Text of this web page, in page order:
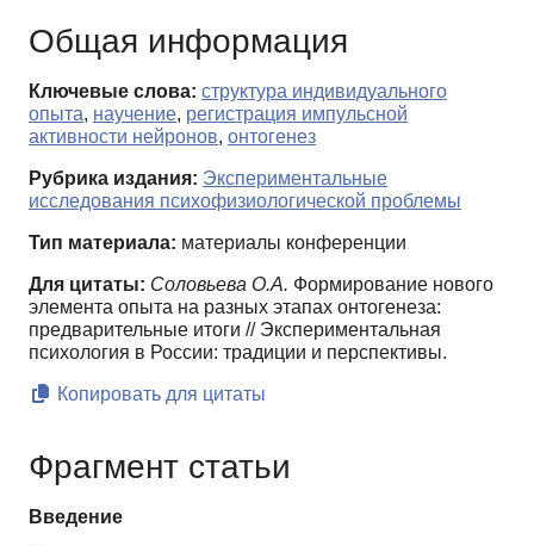
Общая информация
Ключевые слова: структура индивидуального
опыта, научение, регистрация импульсной
активности нейронов, онтогенез
Рубрика издания: Экспериментальные
исследования психофизиологической проблемы
Тип материала: материалы конференции
Для цитаты: Соловьева О.А. Формирование нового
элемента опыта на разных этапах онтогенеза:
предварительные итоги // Экспериментальная
психология в России: традиции и перспективы.
Копировать для цитаты
Фрагмент статьи
Введение